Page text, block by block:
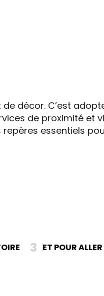
décor. C’est
de proximité et
essentiels
3 ET POUR